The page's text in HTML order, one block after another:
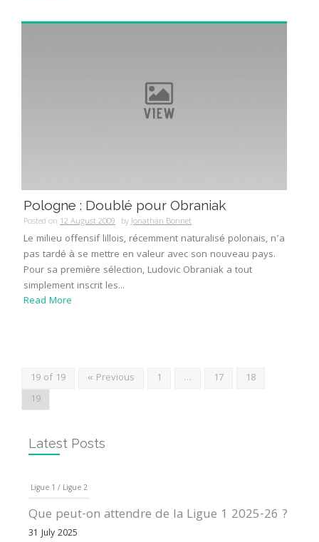
Pologne : Doublé pour Obraniak
Posted on 12 August 2009 byJonathan Bonnet
Le milieu offensif lillois, récemment naturalisé polonais, n’a
pas tardé à se mettre en valeur avec son nouveau pays.
Pour sa première sélection, Ludovic Obraniak a tout
simplement inscrit les...
Read More
19 of 19 « Previous 1 … 17
18
19
Latest Posts
Ligue 1 / Ligue 2
Que peut-on attendre de la Ligue 1 2025-26 ?
31 July 2025